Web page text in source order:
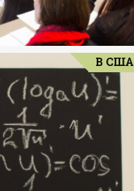
В США